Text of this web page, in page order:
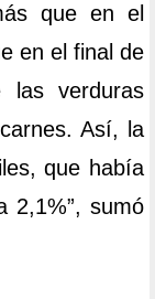
que en el
en el final de
las verduras
Así, la
que había
2,1%”, sumó